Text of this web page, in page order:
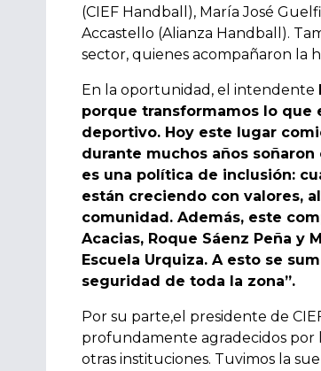
(CIEF Handball), María José
Accastello (Alianza Handball).
sector, quienes acompañaron la
En la oportunidad, el intendente
porque transformamos lo que
deportivo. Hoy este lugar
durante muchos años
es una política de inclusión:
están creciendo con valores,
comunidad. Además, este
Acacias, Roque Sáenz Peña y
Escuela Urquiza. A esto se
seguridad de toda la zona”.
Por su parte,el presidente de
profundamente agradecidos
otras instituciones. Tuvimos la